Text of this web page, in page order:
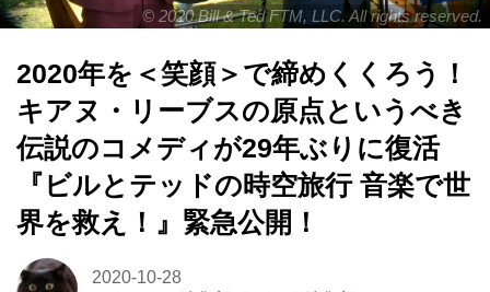
© 2020 Bill & Ted FTM, LLC. All rights reserved.
2020年を＜笑顔＞で締めくくろう！
キアヌ・リーブスの原点というべき
伝説のコメディが29年ぶりに復活
『ビルとテッドの時空旅行 音楽で世
界を救え！』緊急公開！
2020-10-28